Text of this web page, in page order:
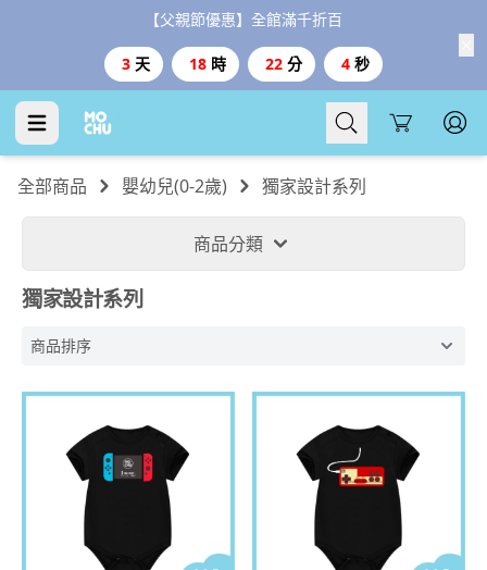
【父親節優惠】全館滿千折百
3 天 18 時 22 分 4 秒
Cart
全部商品 嬰幼兒(0-2歲) 獨家設計系列
商品分類
獨家設計系列